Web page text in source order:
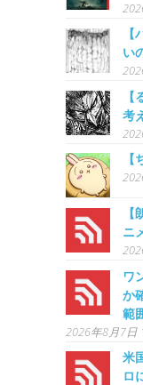
い
考
ニ
ワ
か
範
2026年8月7日
米
ロ